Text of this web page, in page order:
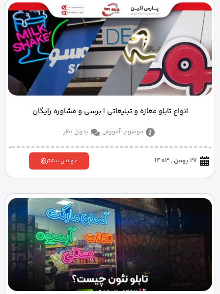
انواع تابلو مغازه و تبلیغاتی | برسی و مشاوره رایگان
موضوع :آموزش بدون نظر
27 بهمن , 1403 خواندن بیشتر